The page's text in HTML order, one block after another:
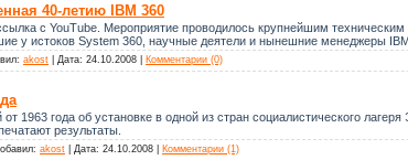
40-летию IBM 360
с YouTube. Мероприятие проводилось крупнейшим
у истоков System 360, научные деятели и нынешние менеджеры
akost Дата: 24.10.2008 Комментарии (0)
1963 года об установке в одной из стран социалистического
результаты.
akost Дата: 24.10.2008 Комментарии (1)